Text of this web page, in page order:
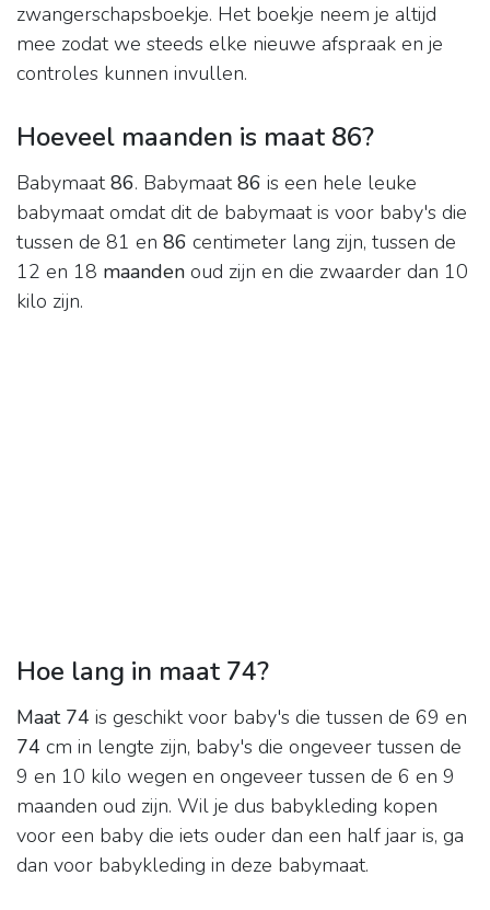
zwangerschapsboekje. Het boekje neem je altijd
mee zodat we steeds elke nieuwe afspraak en je
controles kunnen invullen.
Hoeveel maanden is maat 86?
Babymaat86. Babymaat86 is een hele leuke
babymaat omdat dit de babymaat is voor baby's die
tussen de 81 en 86 centimeter lang zijn, tussen de
12 en 18 maanden oud zijn en die zwaarder dan 10
kilo zijn.
Hoe lang in maat 74?
Maat 74 is geschikt voor baby's die tussen de 69 en
74 cm in lengte zijn, baby's die ongeveer tussen de
9 en 10 kilo wegen en ongeveer tussen de 6 en 9
maanden oud zijn. Wil je dus babykleding kopen
voor een baby die iets ouder dan een half jaar is, ga
dan voor babykleding in deze babymaat.